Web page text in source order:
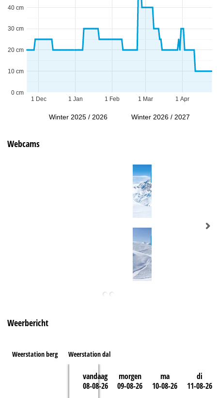
1 Dec 1 Jan 1 Feb 1 Mar 1 Apr
0 cm
10 cm
20 cm
30 cm
40 cm
Winter 2025 / 2026 Winter 2026 / 2027
Webcams
Weerbericht
Weerstation berg Weerstation dal
vandaag
08-08-26
morgen
09-08-26
ma
10-08-26
di
11-08-26